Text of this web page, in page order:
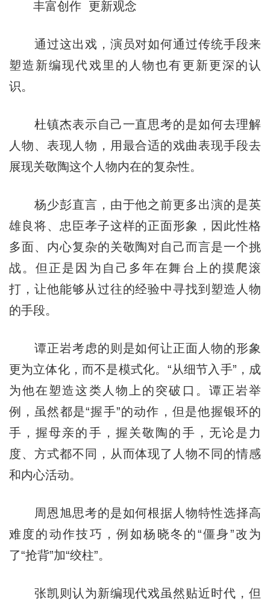
丰富创作 更新观念
通过这出戏，演员对如何通过传统手段来
塑造新编现代戏里的人物也有更新更深的认
识。
杜镇杰表示自己一直思考的是如何去理解
人物、表现人物，用最合适的戏曲表现手段去
展现关敬陶这个人物内在的复杂性。
杨少彭直言，由于他之前更多出演的是英
雄良将、忠臣孝子这样的正面形象，因此性格
多面、内心复杂的关敬陶对自己而言是一个挑
战。但正是因为自己多年在舞台上的摸爬滚
打，让他能够从过往的经验中寻找到塑造人物
的手段。
谭正岩考虑的则是如何让正面人物的形象
更为立体化，而不是模式化。“从细节入手”，成
为他在塑造这类人物上的突破口。谭正岩举
例，虽然都是“握手”的动作，但是他握银环的
手，握母亲的手，握关敬陶的手，无论是力
度、方式都不同，从而体现了人物不同的情感
和内心活动。
周恩旭思考的是如何根据人物特性选择高
难度的动作技巧，例如杨晓冬的“僵身”改为
了“抢背”加“绞柱”。
张凯则认为新编现代戏虽然贴近时代，但